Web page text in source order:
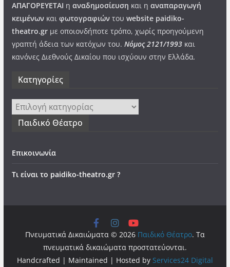
ΑΠΑΓΟΡΕΥΕΤΑΙ η αναδημοσίευση και η αναπαραγωγή
κειμένωνκαι φωτογραφιώντου website paidiko-
theatro.grμε οποιονδήποτε τρόπο, χωρίς προηγούμενη
γραπτή άδεια των κατόχων του. Νόμος 2121/1993και
κανόνες Διεθνούς Δικαίου που ισχύουν στην Ελλάδα.
Kατηγορίες
Kατηγορίες
Παιδικό Θέατρο
Επικοινωνία
Τι είναι το paidiko-theatro.gr ?
Πνευματικά Δικαιώματα © 2026 Παιδικό Θέατρο. Τα
πνευματικά δικαιώματα προστατεύονται.
Handcrafted | Maintained | Hosted by Services24 Digital